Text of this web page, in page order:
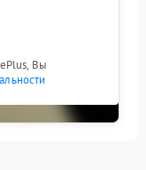
Вы